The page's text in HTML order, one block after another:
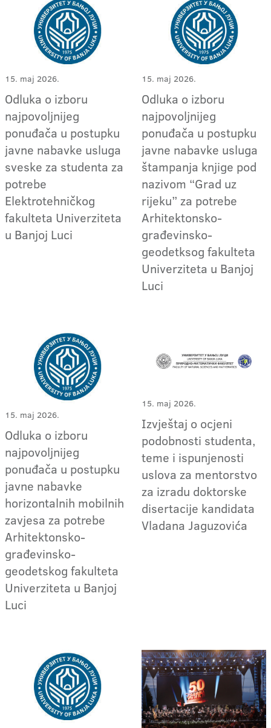
15. maj 2026.
Odluka o izboru
najpovoljnijeg
ponuđača u postupku
javne nabavke usluga
sveske za studenta za
potrebe
Elektrotehničkog
fakulteta Univerziteta
u Banjoj Luci
15. maj 2026.
Odluka o izboru
najpovoljnijeg
ponuđača u postupku
javne nabavke usluga
štampanja knjige pod
nazivom “Grad uz
rijeku” za potrebe
Arhitektonsko-
građevinsko-
geodetksog fakulteta
Univerziteta u Banjoj
Luci
15. maj 2026.
Odluka o izboru
najpovoljnijeg
ponuđača u postupku
javne nabavke
horizontalnih mobilnih
zavjesa za potrebe
Arhitektonsko-
građevinsko-
geodetskog fakulteta
Univerziteta u Banjoj
Luci
15. maj 2026.
Izvještaj o ocjeni
podobnosti studenta,
teme i ispunjenosti
uslova za mentorstvo
za izradu doktorske
disertacije kandidata
Vladana Jaguzovića